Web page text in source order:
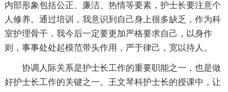
内部形象包括公正、廉洁、热情等要素，护士长要注意个
人修养。通过培训，我意识到自己身上很多缺乏，作为科
室护理骨干，我今后一定要更加严格要求自己，以身作
则，事事处处起模范带头作用，严于律己，宽以待人。
协调人际关系是护士长工作的重要职能之一，也是做
好护士长工作的关键之一。王文琴科护士长的授课中，让